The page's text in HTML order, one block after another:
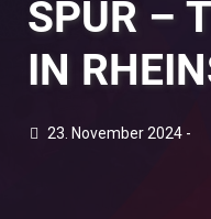
SPUR –
IN
23. November 2024 -